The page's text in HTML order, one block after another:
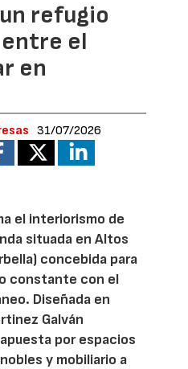
refugio
el
en
31/07/2026
el interiorismo de
situada en Altos
concebida para
constante con el
Diseñada en
Galván
por espacios
y mobiliario a